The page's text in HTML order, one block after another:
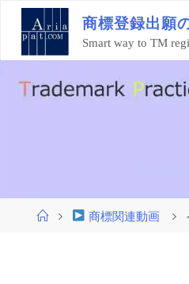
ン
商標登録出願
Smart way to TM
ホ
商標関連動画